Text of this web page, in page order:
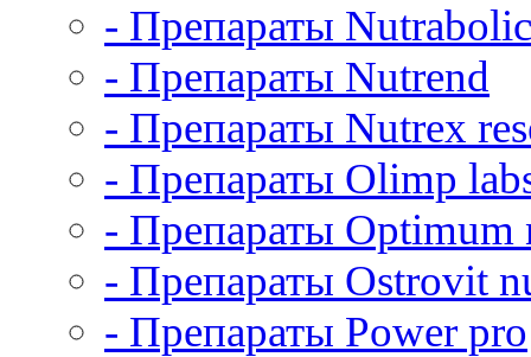
- Препараты
- Препараты Nutrend
- Препараты Nutrex
- Препараты Olimp
- Препараты Optimum
- Препараты Ostrovit
- Препараты Power pro